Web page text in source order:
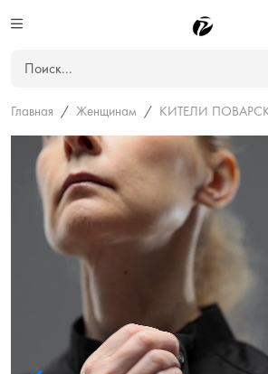
Главная Женщинам КИТЕЛИ